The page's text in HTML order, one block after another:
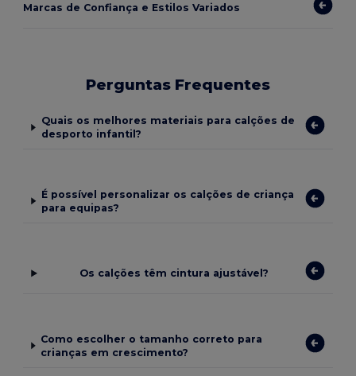
Marcas de Confiança e Estilos Variados
Perguntas Frequentes
Quais os melhores materiais para calções de
desporto infantil?
É possível personalizar os calções de criança
para equipas?
Os calções têm cintura ajustável?
Como escolher o tamanho correto para
crianças em crescimento?